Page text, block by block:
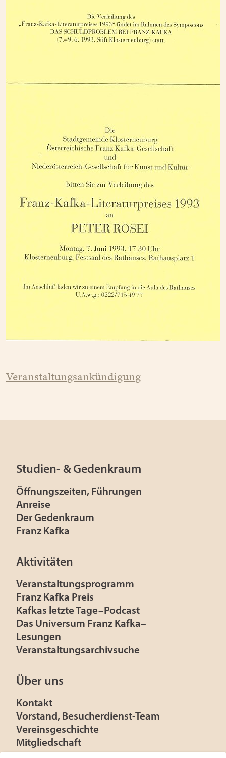
Veranstaltungsankündigung
Studien- & Gedenkraum
Öffnungszeiten, Führungen
Anreise
Der Gedenkraum
Franz Kafka
Aktivitäten
Veranstaltungsprogramm
Franz Kafka Preis
Kafkas letzte Tage–Podcast
Das Universum Franz Kafka–
Lesungen
Veranstaltungsarchivsuche
Über uns
Kontakt
Vorstand, Besucherdienst-Team
Vereinsgeschichte
Mitgliedschaft
Presse